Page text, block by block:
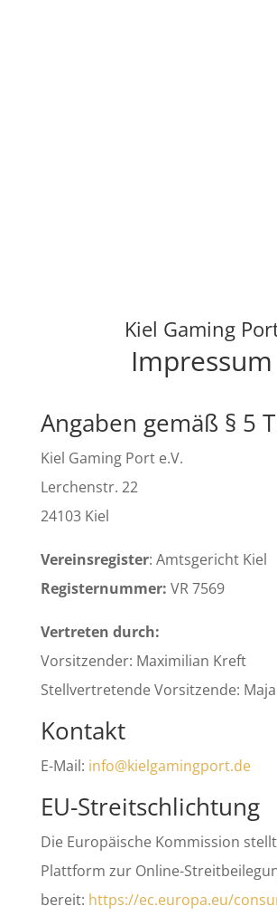
Kiel Gaming
Impressum
Angaben gemäß § 5
Kiel Gaming Port e.V.
Lerchenstr. 22
24103 Kiel
Vereinsregister: Amtsgericht Kiel
Registernummer: VR 7569
Vertreten durch:
Vorsitzender: Maximilian Kreft
Stellvertretende Vorsitzende:
Kontakt
E-Mail: info@kielgamingport.de
EU-Streitschlichtung
Die Europäische Kommission
Plattform zur Online-
bereit: https://ec.europa.eu/